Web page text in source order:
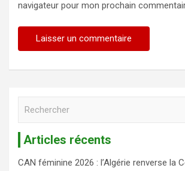
navigateur pour mon prochain
r
Articles récents
CAN féminine 2026 : l’Algérie renverse la